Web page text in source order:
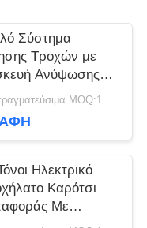
Σύστημα
Τροχών με
Ανύψωσης
Οχήματα
σε Εργοστάσια
Διαπραγματεύσιμα MOQ:1 σύνολο/σύνολα
Ηλεκτρικό
Καρότσι
Με
Πλοήγηση